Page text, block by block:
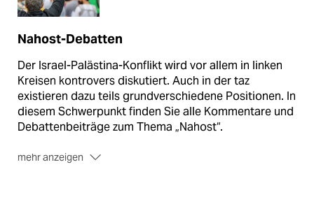
Nahost-Debatten
Der Israel-Palästina-Konflikt wird vor allem in linken
Kreisen kontrovers diskutiert. Auch in der taz
existieren dazu teils grundverschiedene Positionen. In
diesem Schwerpunkt finden Sie alle Kommentare und
Debattenbeiträge zum Thema „Nahost“.
mehr anzeigen